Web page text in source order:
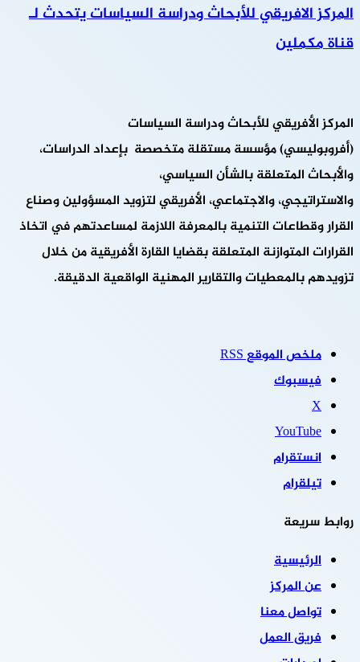
المركز الافريقي للأبحاث ودراسة السياسات يتحدث لـ
قناة مكملين
المركز الأفريقي للأبحاث ودراسة السياسات
(أفروبوليسي) مؤسسة مستقلة متخصصة بإعداد الدراسات،
والأبحاث المتعلقة بالشأن السياسي،
والاستراتيجي، والاجتماعي، الأفريقي لتزويد المسؤولين وصناع
القرار وقطاعات التنمية بالمعرفة اللازمة لمساعدتهم في اتخاذ
القرارات المتوازنة المتعلقة بقضايا القارة الأفريقية من خلال
تزويدهم بالمعطيات والتقارير المهنية الواقعية الدقيقة.
ملخص الموقع RSS
فيسبوك
‫X
‫YouTube
انستقرام
تيلقرام
روابط سريعة
الرئيسية
عن المركز
تواصل معنا
فريق العمل